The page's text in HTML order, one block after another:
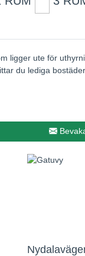
ligger ute för
du lediga